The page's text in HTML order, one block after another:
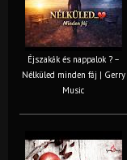
Éjszakák és nappalok ? –
Nélküled minden fáj | Gerry
Music